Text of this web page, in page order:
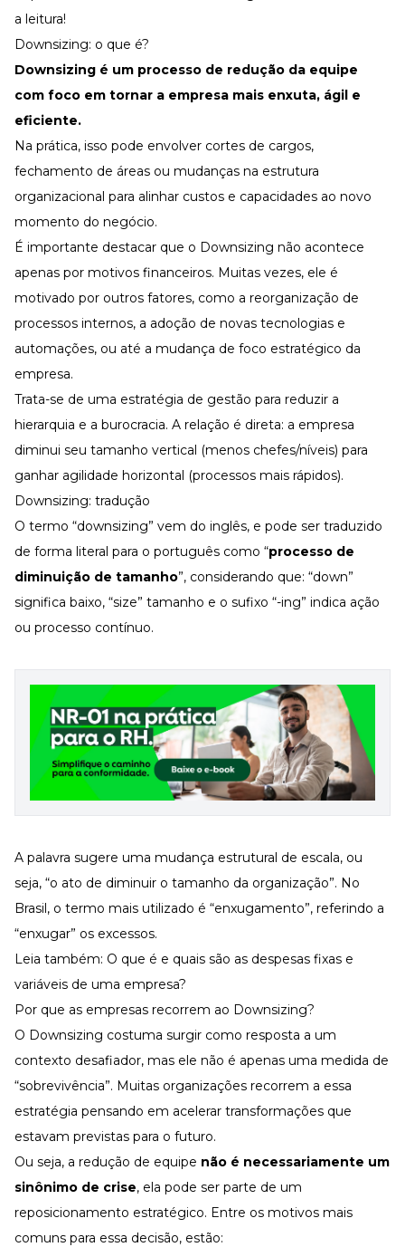
E-book
Aprofunde seu conhecimento
Ferramentas e Templates
Para agilizar o seu trabalho
Infográfico
Kits
Materiais centralizados
Lives
Newsletters
a leitura!
Downsizing: o que é?
Downsizing é um processo de redução da equipe
com foco em tornar a empresa mais enxuta, ágil e
eficiente.
Na prática, isso pode envolver cortes de cargos,
fechamento de áreas ou mudanças na estrutura
organizacional para alinhar custos e capacidades ao novo
momento do negócio.
É importante destacar que o Downsizing não acontece
apenas por motivos financeiros. Muitas vezes, ele é
motivado por outros fatores, como a reorganização de
processos internos, a adoção de novas tecnologias e
automações, ou até a mudança de foco estratégico da
empresa.
Trata-se de uma estratégia de gestão para reduzir a
hierarquia e a burocracia. A relação é direta: a empresa
diminui seu tamanho vertical (menos chefes/níveis) para
ganhar agilidade horizontal (processos mais rápidos).
Downsizing: tradução
O termo “downsizing” vem do inglês, e pode ser traduzido
de forma literal para o português como “processo de
diminuição de tamanho”, considerando que: “down”
significa baixo, “size” tamanho e o sufixo “-ing” indica ação
ou processo contínuo.
A palavra sugere uma mudança estrutural de escala, ou
seja, “o ato de diminuir o tamanho da organização”. No
Brasil, o termo mais utilizado é “enxugamento”, referindo a
“enxugar” os excessos.
Leia também: O que é e quais são as despesas fixas e
variáveis de uma empresa?
Por que as empresas recorrem ao Downsizing?
O Downsizing costuma surgir como resposta a um
contexto desafiador, mas ele não é apenas uma medida de
“sobrevivência”. Muitas organizações recorrem a essa
estratégia pensando em acelerar transformações que
estavam previstas para o futuro.
Ou seja, a redução de equipe não é necessariamente um
sinônimo de crise, ela pode ser parte de um
reposicionamento estratégico. Entre os motivos mais
comuns para essa decisão, estão: